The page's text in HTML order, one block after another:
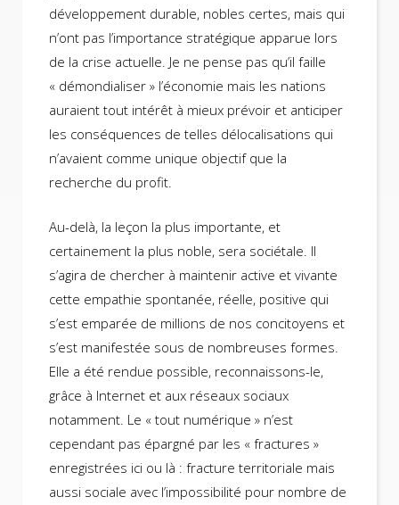
développement durable, nobles certes, mais qui
n’ont pas l’importance stratégique apparue lors
de la crise actuelle. Je ne pense pas qu’il faille
« démondialiser » l’économie mais les nations
auraient tout intérêt à mieux prévoir et anticiper
les conséquences de telles délocalisations qui
n’avaient comme unique objectif que la
recherche du profit.
Au-delà, la leçon la plus importante, et
certainement la plus noble, sera sociétale. Il
s’agira de chercher à maintenir active et vivante
cette empathie spontanée, réelle, positive qui
s’est emparée de millions de nos concitoyens et
s’est manifestée sous de nombreuses formes.
Elle a été rendue possible, reconnaissons-le,
grâce à Internet et aux réseaux sociaux
notamment. Le « tout numérique » n’est
cependant pas épargné par les « fractures »
enregistrées ici ou là : fracture territoriale mais
aussi sociale avec l’impossibilité pour nombre de